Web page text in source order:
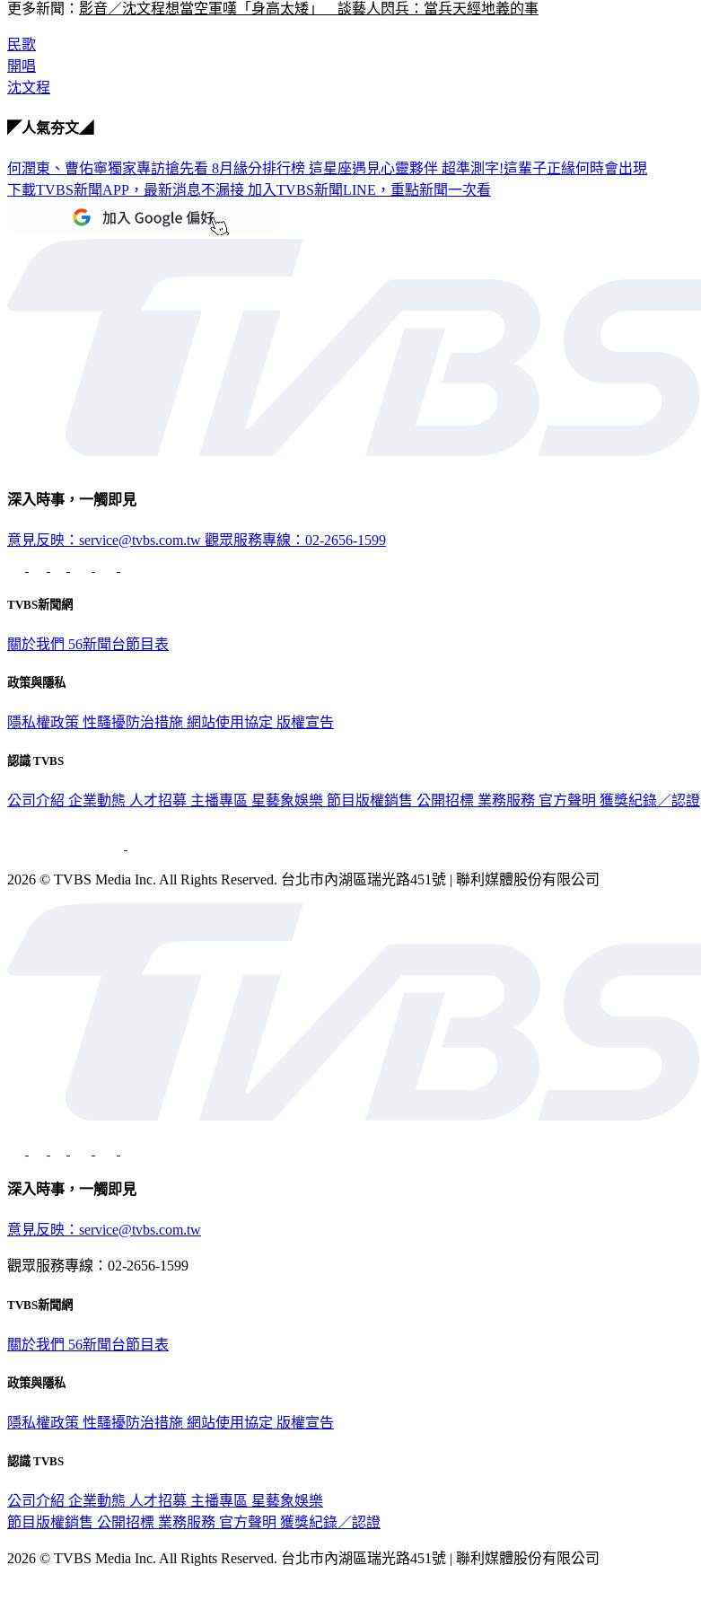
更多新聞： 影音／沈文程想當空軍嘆「身高太矮」　談藝人閃兵：當兵天經地義的事
民歌
開唱
沈文程
◤人氣夯文◢
何潤東、曹佑寧獨家專訪搶先看 8月緣分排行榜 這星座遇見心靈夥伴 超準測字!這輩子正緣何時會出現
下載TVBS新聞APP，最新消息不漏接 加入TVBS新聞LINE，重點新聞一次看
深入時事，一觸即見
意見反映：service@tvbs.com.tw 觀眾服務專線：02-2656-1599
TVBS新聞網
關於我們 56新聞台節目表
政策與隱私
隱私權政策 性騷擾防治措施 網站使用協定 版權宣告
認識 TVBS
公司介紹 企業動態 人才招募 主播專區 星藝象娛樂 節目版權銷售 公開招標 業務服務 官方聲明 獲獎紀錄／認證
2026 © TVBS Media Inc. All Rights Reserved. 台北市內湖區瑞光路451號 | 聯利媒體股份有限公司
深入時事，一觸即見
意見反映：service@tvbs.com.tw
觀眾服務專線：02-2656-1599
TVBS新聞網
關於我們 56新聞台節目表
政策與隱私
隱私權政策 性騷擾防治措施 網站使用協定 版權宣告
認識 TVBS
公司介紹 企業動態 人才招募 主播專區 星藝象娛樂
節目版權銷售 公開招標 業務服務 官方聲明 獲獎紀錄／認證
2026 © TVBS Media Inc. All Rights Reserved. 台北市內湖區瑞光路451號 | 聯利媒體股份有限公司